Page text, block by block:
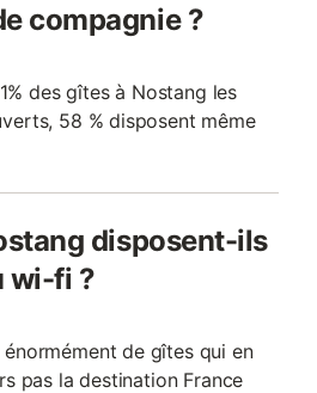
compagnie ?
des gîtes à Nostang les
58 % disposent même
disposent-ils
wi-fi ?
de gîtes qui en
pas la destination France